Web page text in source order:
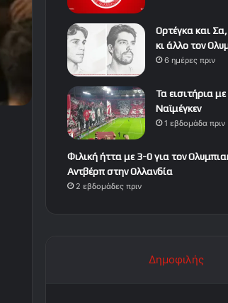
Ορτέγκα και
κι άλλο τον
6 ημέρες πριν
Τα εισιτήρια με
Ναϊμέγκεν
1 εβδομάδα πριν
Φιλική ήττα με 3-0 για τον
Αντβέρπ στην Ολλανδία
2 εβδομάδες πριν
Δημοφιλής